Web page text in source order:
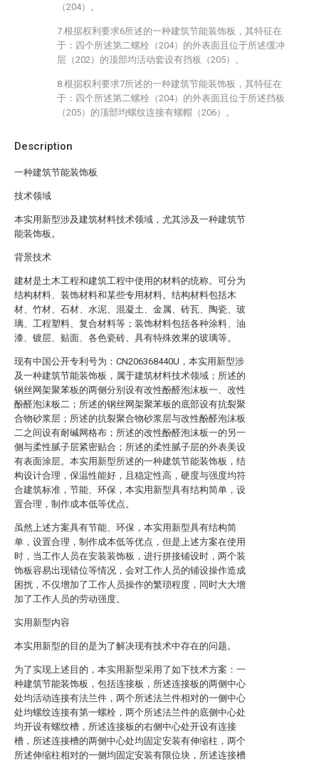
Description
一种建筑节能装饰板
技术领域
本实用新型涉及建筑材料技术领域，尤其涉及一种建筑节
能装饰板。
背景技术
建材是土木工程和建筑工程中使用的材料的统称。可分为
结构材料、装饰材料和某些专用材料。结构材料包括木
材、竹材、石材、水泥、混凝土、金属、砖瓦、陶瓷、玻
璃、工程塑料、复合材料等；装饰材料包括各种涂料、油
漆、镀层、贴面、各色瓷砖、具有特殊效果的玻璃等。
现有中国公开专利号为：CN206368440U，本实用新型涉
及一种建筑节能装饰板，属于建筑材料技术领域；所述的
钢丝网架聚苯板的两侧分别设有改性酚醛泡沫板一、改性
酚醛泡沫板二；所述的钢丝网架聚苯板的底部设有抗裂聚
合物砂浆层；所述的抗裂聚合物砂浆层与改性酚醛泡沫板
二之间设有耐碱网格布；所述的改性酚醛泡沫板一的另一
侧与柔性腻子层紧密贴合；所述的柔性腻子层的外表美设
有表面涂层。本实用新型所述的一种建筑节能装饰板，结
构设计合理，保温性能好，且稳定性高，硬度与强度均符
合建筑标准，节能、环保，本实用新型具有结构简单，设
置合理，制作成本低等优点。
虽然上述方案具有节能、环保，本实用新型具有结构简
单，设置合理，制作成本低等优点，但是上述方案在使用
时，当工作人员在安装装饰板，进行拼接铺设时，两个装
饰板容易出现错位等情况，会对工作人员的铺设操作造成
困扰，不仅增加了工作人员操作的繁琐程度，同时大大增
加了工作人员的劳动强度。
实用新型内容
本实用新型的目的是为了解决现有技术中存在的问题。
为了实现上述目的，本实用新型采用了如下技术方案：一
种建筑节能装饰板，包括连接板，所述连接板的两侧中心
处均活动连接有法兰件，两个所述法兰件相对的一侧中心
处均螺纹连接有第一螺栓，两个所述法兰件的底侧中心处
均开设有螺纹槽，所述连接板的右侧中心处开设有连接
槽，所述连接槽的两侧中心处均固定安装有伸缩柱，两个
所述伸缩柱相对的一侧均固定安装有限位块，所述连接槽
（204）。
7.根据权利要求6所述的一种建筑节能装饰板，其特征在
于：四个所述第二螺栓（204）的外表面且位于所述缓冲
层（202）的顶部均活动套设有挡板（205）。
8.根据权利要求7所述的一种建筑节能装饰板，其特征在
于：四个所述第二螺栓（204）的外表面且位于所述挡板
（205）的顶部均螺纹连接有螺帽（206）。